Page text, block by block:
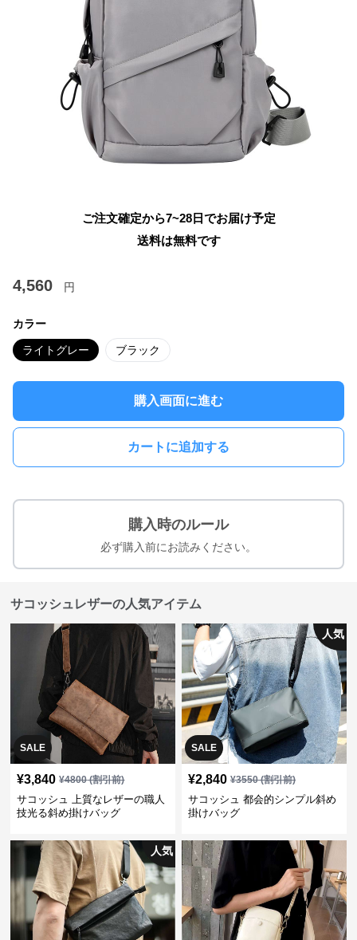
ご注文確定から7~28日でお届け予定
送料は無料です
4,560 円
カラー
ライトグレー ブラック
購入画面に進む
カートに追加する
購入時のルール
必ず購入前にお読みください。
サコッシュレザーの人気アイテム
SALE
¥3,840 ¥4800(割引前)
サコッシュ 上質なレザーの職人
技光る斜め掛けバッグ
SALE
人気
¥2,840 ¥3550(割引前)
サコッシュ 都会的シンプル斜め
掛けバッグ
人気